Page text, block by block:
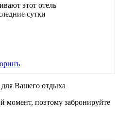
этот отель
сутки
Вашего отдыха
момент, поэтому забронируйте